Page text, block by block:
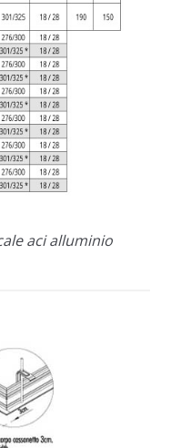
aci alluminio